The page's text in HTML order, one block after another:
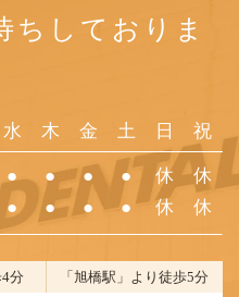
ちしておりま
水 木 金 土 日 祝
● ● ● ● 休 休
● ● ● ● 休 休
分 「旭橋駅」より徒歩5分